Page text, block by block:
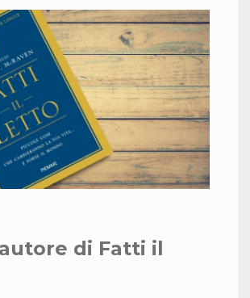
autore di Fatti il